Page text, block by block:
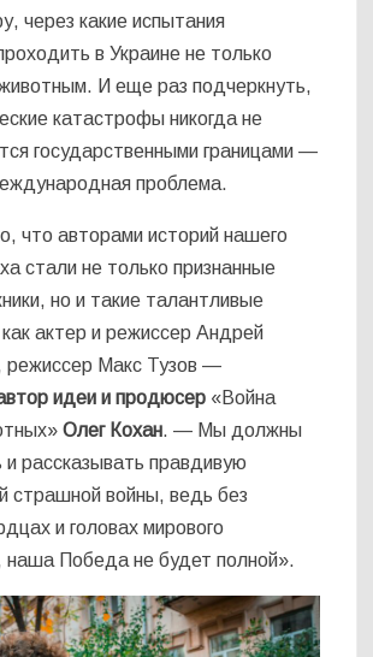
через какие испытания
в Украине не только
И еще раз подчеркнуть,
катастрофы никогда не
государственными границами —
проблема.
что авторами историй нашего
стали не только признанные
но и такие талантливые
актер и режиссер Андрей
режиссер Макс Тузов —
идеи и продюсер «Война
Олег Кохан. — Мы должны
и рассказывать правдивую
страшной войны, ведь без
и головах мирового
наша Победа не будет полной».